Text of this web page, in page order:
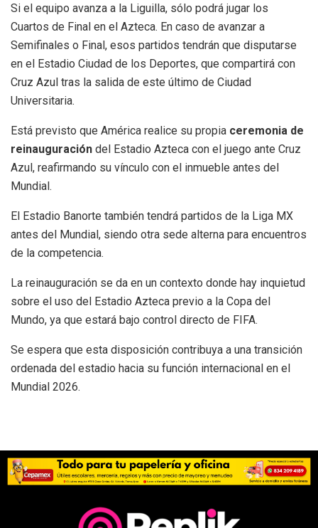
Si el equipo avanza a la Liguilla, sólo podrá jugar los
Cuartos de Final en el Azteca. En caso de avanzar a
Semifinales o Final, esos partidos tendrán que disputarse
en el Estadio Ciudad de los Deportes, que compartirá con
Cruz Azul tras la salida de este último de Ciudad
Universitaria.
Está previsto que América realice su propia ceremonia de
reinauguración del Estadio Azteca con el juego ante Cruz
Azul, reafirmando su vínculo con el inmueble antes del
Mundial.
El Estadio Banorte también tendrá partidos de la Liga MX
antes del Mundial, siendo otra sede alterna para encuentros
de la competencia.
La reinauguración se da en un contexto donde hay inquietud
sobre el uso del Estadio Azteca previo a la Copa del
Mundo, ya que estará bajo control directo de FIFA.
Se espera que esta disposición contribuya a una transición
ordenada del estadio hacia su función internacional en el
Mundial 2026.